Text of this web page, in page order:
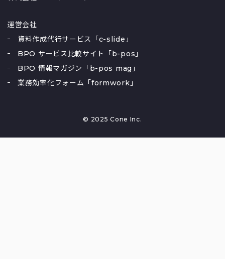
運営会社
資料作成代行サービス「c-slide」
BPO サービス比較サイト「b-pos」
BPO 情報マガジン「b-pos mag」
業務効率化フォーム「formwork」
© 2025 Cone Inc.